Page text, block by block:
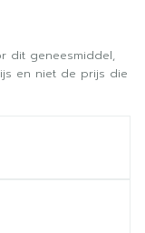
dit geneesmiddel,
en niet de prijs die